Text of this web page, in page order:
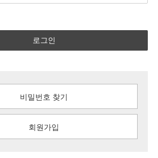
로그인
비밀번호 찾기
회원가입